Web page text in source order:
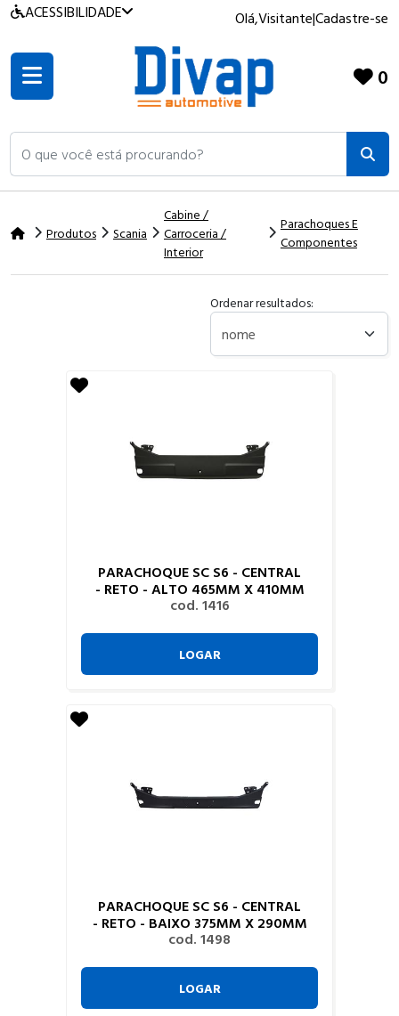
ACESSIBILIDADE Olá,Visitante|Cadastre-se
O que você está procurando?
0
Produtos Scania
Cabine /
Carroceria /
Interior
Parachoques E
Componentes
Ordenar resultados:
PARACHOQUE SC S6 - CENTRAL
- RETO - ALTO 465MM X 410MM
cod. 1416
LOGAR
PARACHOQUE SC S6 - CENTRAL
- RETO - BAIXO 375MM X 290MM
cod. 1498
LOGAR